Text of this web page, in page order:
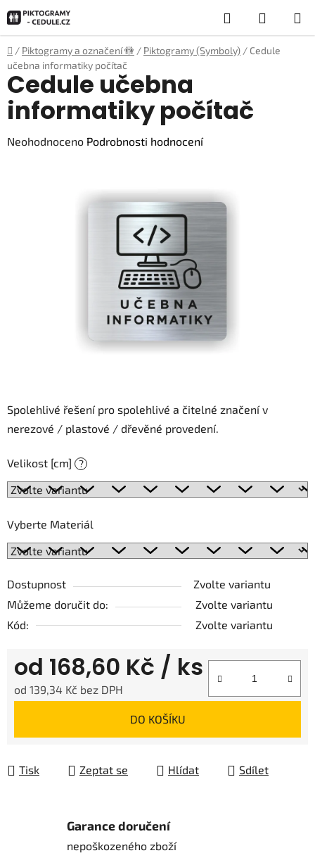
na
obsah
Hledat
KOŠÍK
Domů
/ Piktogramy a označení 🚻 / Piktogramy (Symboly) / Cedule
učebna informatiky počítač
Spolehlivé řešení pro spolehlivé a čitelné značení v
nerezové / plastové / dřevěné provedení.
Velikost [cm] ?
Vyberte Materiál
Dostupnost
Zvolte variantu
Můžeme doručit do:
Zvolte variantu
Kód:
Zvolte variantu
od 168,60 Kč / ks
od 139,34 Kč bez DPH
DO KOŠÍKU
Tisk Zeptat se Hlídat Sdílet
Cedule učebna
informatiky počítač
Průměrné
Neohodnoceno Podrobnosti hodnocení
Garance doručení
nepoškozeného zboží